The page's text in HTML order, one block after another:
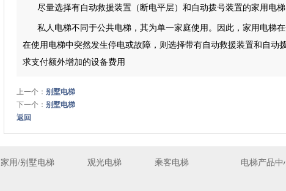
尽量选择有自动救援装置（断电平层）和自动拨号装置的家用电梯
私人电梯不同于公共电梯，其为单一家庭使用。因此，家用电梯
在使用电梯中突然发生停电或故障，则选择带有自动救援装置和自
求支付额外增加的设备费用
上一个： 别墅电梯
下一个： 别墅电梯
返回
家用/别墅电梯 观光电梯 乘客电梯 电梯产品中